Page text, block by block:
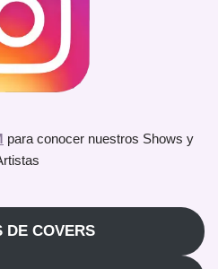
para conocer nuestros Shows y
DE COVERS